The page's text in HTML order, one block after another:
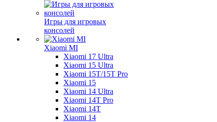
Игры для игровых
консолей
Xiaomi MI
Xiaomi 17 Ultra
Xiaomi 15 Ultra
Xiaomi 15T/15T Pro
Xiaomi 15
Xiaomi 14 Ultra
Xiaomi 14T Pro
Xiaomi 14T
Xiaomi 14